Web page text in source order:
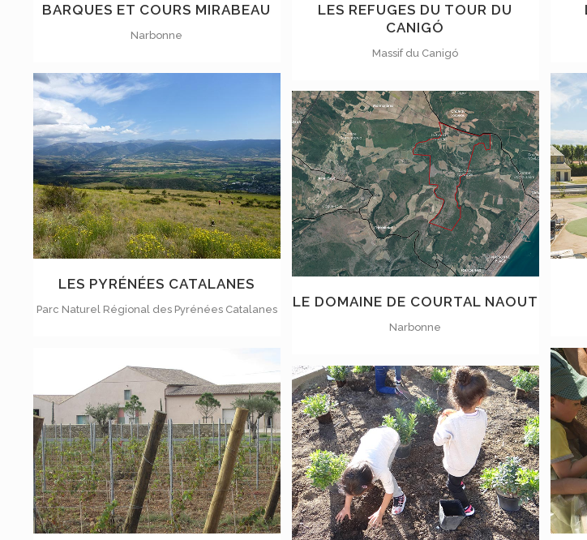
BARQUES ET COURS MIRABEAU
Narbonne
LES REFUGES DU TOUR DU
CANIGÓ
Massif du Canigó
VOIR
LES PYRÉNÉES CATALANES
Parc Naturel Régional des Pyrénées Catalanes
VOIR
LE DOMAINE DE COURTAL NAOUT
Narbonne
VOIR
VOIR